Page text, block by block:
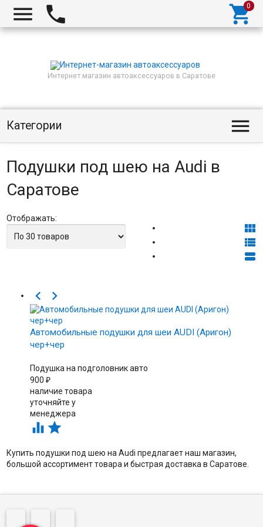
  
Интернет магазин автоаксессуаров в Саратове
Категории 
Подушки под шею на Audi в
Саратове
Отображать:



 
Автомобильные подушки для шеи AUDI (Аригон)
чер+чер
Подушка на подголовник авто
900 ₽
наличие товара
уточняйте у
менеджера
 
Купить подушки под шею на Audi предлагает наш магазин,
большой ассортимент товара и быстрая доставка в Саратове.